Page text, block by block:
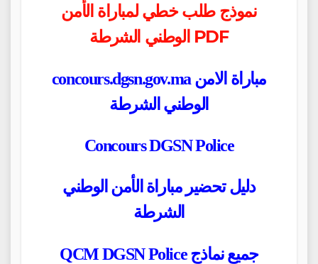
نموذج طلب خطي لمباراة الأمن
الوطني الشرطة PDF
concours.dgsn.gov.ma مباراة الامن
الوطني الشرطة
Concours DGSN Police
دليل تحضير مباراة الأمن الوطني
الشرطة
QCM DGSN Police جميع نماذج